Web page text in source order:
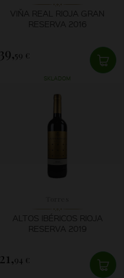
VIŇA REAL RIOJA GRAN
RESERVA 2016
39,59 €
SKLADOM
ALTOS IBÉRICOS RIOJA
RESERVA 2019
21,94 €